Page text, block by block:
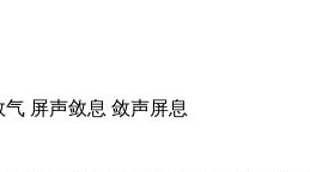
屏声敛息 敛声屏息